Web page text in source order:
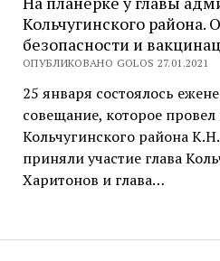
Кольчугинского района.
безопасности и
ОПУБЛИКОВАНО GOLOS 27.01.2021
25 января состоялось
совещание, которое
Кольчугинского района
приняли участие глава
Харитонов и глава…